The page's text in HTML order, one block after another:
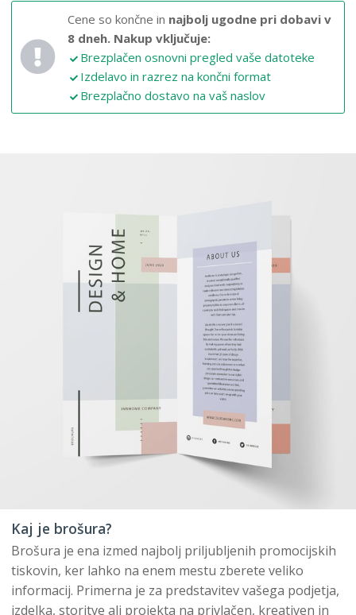
Cene so končne in najbolj ugodne pri dobavi v
8 dneh. Nakup vključuje:
Brezplačen osnovni pregled vaše datoteke
Izdelavo in razrez na končni format
Brezplačno dostavo na vaš naslov
Kaj je brošura?
Brošura je ena izmed najbolj priljubljenih promocijskih
tiskovin, ker lahko na enem mestu zberete veliko
informacij. Primerna je za predstavitev vašega podjetja,
izdelka, storitve ali projekta na privlačen, kreativen in